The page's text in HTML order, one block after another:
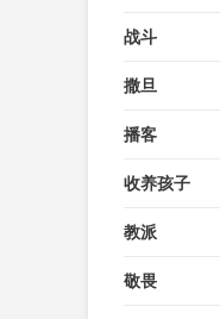
战斗
撒旦
播客
收养孩子
教派
敬畏